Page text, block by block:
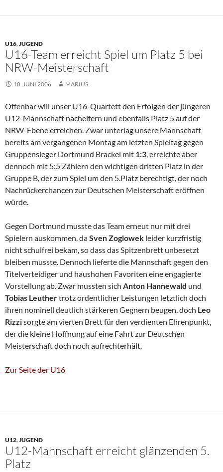
U16,JUGEND
U16-Team erreicht Spiel um Platz 5 bei
NRW-Meisterschaft
18. JUNI 2006 MARIUS
Offenbar will unser U16-Quartett den Erfolgen der jüngeren
U12-Mannschaft nacheifern und ebenfalls Platz 5 auf der
NRW-Ebene erreichen. Zwar unterlag unsere Mannschaft
bereits am vergangenen Montag am letzten Spieltag gegen
Gruppensieger Dortmund Brackel mit 1:3, erreichte aber
dennoch mit 5:5 Zählern den wichtigen dritten Platz in der
Gruppe B, der zum Spiel um den 5.Platz berechtigt, der noch
Nachrückerchancen zur Deutschen Meisterschaft eröffnen
würde.
Gegen Dortmund musste das Team erneut nur mit drei
Spielern auskommen, daSven Zoglowek leider kurzfristig
nicht schulfrei bekam, so dass das Spitzenbrett unbesetzt
bleiben musste. Dennoch lieferte die Mannschaft gegen den
Titelverteidiger und haushohen Favoriten eine engagierte
Vorstellung ab. Zwar mussten sich Anton Hannewald und
Tobias Leuthertrotz ordentlicher Leistungen letztlich doch
ihren nominell deutlich stärkeren Gegnern beugen, doch Leo
Rizzisorgte am vierten Brett für den verdienten Ehrenpunkt,
der die kleine Hoffnung auf eine Fahrt zur Deutschen
Meisterschaft doch noch aufrechterhält.
Zur Seite der U16
U12,JUGEND
U12-Mannschaft erreicht glänzenden 5.
Platz